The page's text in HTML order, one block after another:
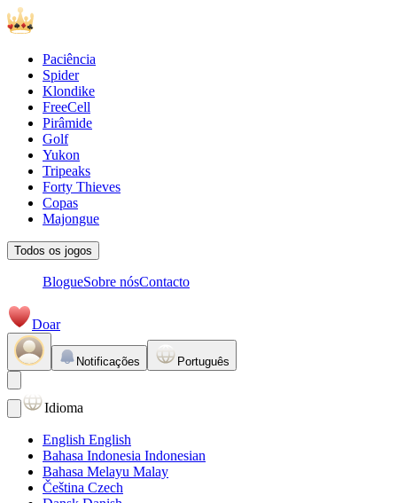
Paciência
Spider
Klondike
FreeCell
Pirâmide
Golf
Yukon
Tripeaks
Forty Thieves
Copas
Majongue
Todos os jogos
BlogueSobre nósContacto
Doar
Notificações Português
Idioma
English English
Bahasa Indonesia Indonesian
Bahasa Melayu Malay
Čeština Czech